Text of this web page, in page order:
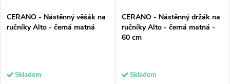
CERANO - Nástěnný věšák na
ručníky Alto - černá matná
Skladem
CERANO - Nástěnný držák na
ručníky Alto - černá matná -
60 cm
Skladem